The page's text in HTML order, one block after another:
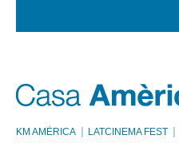
KM AMÈRICA LATCINEMA FEST